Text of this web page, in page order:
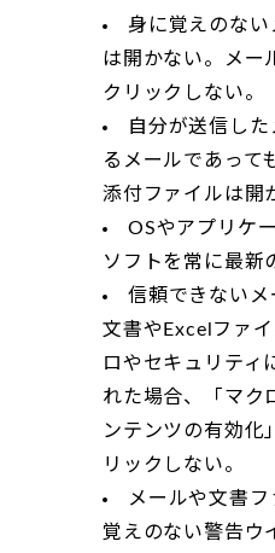
身に覚えのな
は開かない。メー
クリックしない。
自分が送信し
るメールであって
添付ファイルは開
OSやアプリケ
ソフトを常に最新
信頼できない
文書やExcelファ
ロやセキュリティ
れた場合、「マク
ンテンツの有効化
リックしない。
メールや文書
覚えのない警告ウ